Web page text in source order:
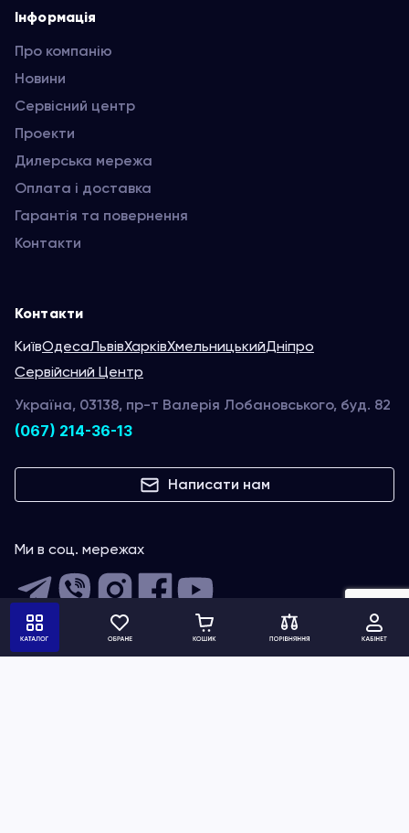
Інформація
Про компанію
Новини
Сервісний центр
Проекти
Дилерська мережа
Оплата і доставка
Гарантія та повернення
Контакти
Контакти
КиївОдесаЛьвівХарківХмельницькийДніпро
Сервійсний Центр
Україна, 03138, пр-т Валерія Лобановського, буд. 82
(067) 214-36-13
Написати нам
Ми в соц. мережах